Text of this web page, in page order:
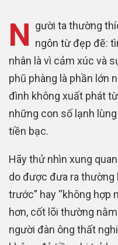
N gười ta thường
ngôn từ đẹp đẽ:
nhân là vì cảm xúc và
phũ phàng là phần lớn
đình không xuất phát
những con số lạnh
tiền bạc.
Hãy thử nhìn xung
do được đưa ra thường
trước” hay “không hợp
hơn, cốt lõi thường
người đàn ông thất